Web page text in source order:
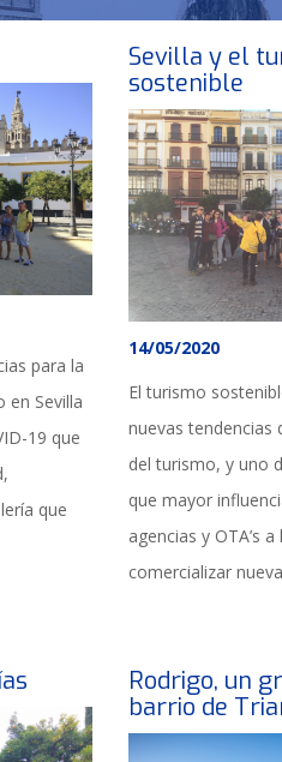
para la
en Sevilla
19 que
que
Sevilla y el
sostenible
14/05/2020
El turismo
nuevas tendencias
del turismo, y uno
que mayor
agencias y OTA’s
comercializar
Rodrigo, un
barrio de